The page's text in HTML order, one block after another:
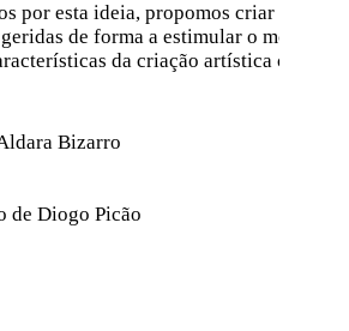
por esta ideia, propomos criar um
geridas de forma a estimular o
da criação artística
Bizarro
de Diogo Picão